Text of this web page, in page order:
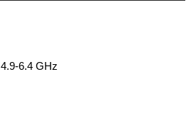
4.9-6.4 GHz